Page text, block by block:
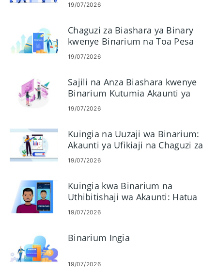
19/07/2026
Chaguzi za Biashara ya Binary
kwenye Binarium na Toa Pesa
19/07/2026
Sajili na Anza Biashara kwenye
Binarium Kutumia Akaunti ya
Demo
19/07/2026
Kuingia na Uuzaji wa Binarium:
Akaunti ya Ufikiaji na Chaguzi za
Binari za Biashara
19/07/2026
Kuingia kwa Binarium na
Uthibitishaji wa Akaunti: Hatua
za Ufikiaji na Nyaraka
19/07/2026
Binarium Ingia
19/07/2026